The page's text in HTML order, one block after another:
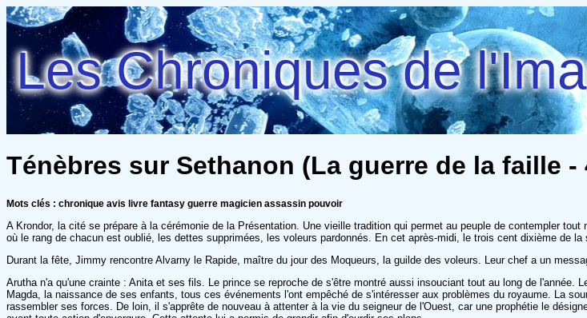
Les Chroniques de
Ténèbres sur Sethanon (La guerre de la faille -
Mots clés : chronique avis livre fantasy guerre magicien assassin pouvoir
A Krondor, la cité se prépare à la cérémonie de la Présentation. Une vieille tradition qui permet au peuple de contempler
où le rang de chacun est oublié, les dettes supprimées, les voleurs pardonnés. En cet après-midi, le trois cent dixième de
Durant la fête, Jimmy rencontre Alvarny le Rapide, maître du jour des Moqueurs, la guilde des voleurs. Leur chef a un
Arutha n'a qu'une crainte : Anita et ses fils. Le prince se reproche de s'être montré aussi insouciant tout au long de
Magda, la naissance de ses enfants, tous ces événements l'ont empêché de s'intéresser aux problèmes du royaume. La
rassembler ses forces. De loin, il s'apprête de nouveau à attenter à la vie du seigneur de l'Ouest, car une prophétie le